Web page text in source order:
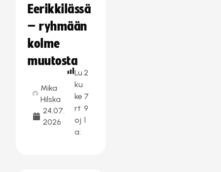
Eerikkilässä
– ryhmään
kolme
muutosta
Mika
Hilska
24.07.
2026
Lu
ku
ke
rt
oj
a:
2
7
9
1